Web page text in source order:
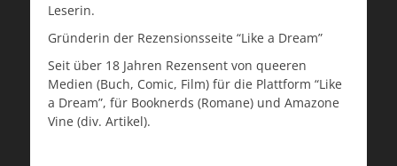
Leserin.
Gründerin der Rezensionsseite “Like a Dream”
Seit über 18 Jahren Rezensent von queeren
Medien (Buch, Comic, Film) für die Plattform “Like
a Dream”, für Booknerds (Romane) und Amazone
Vine (div. Artikel).